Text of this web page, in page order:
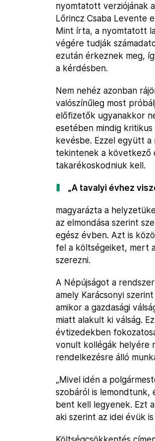
nyomtatott verziójának
Lőrincz Csaba Levente
Mint írta, a nyomtatott
végére tudják
ezután érkeznek meg,
a kérdésben.
Nem nehéz azonban
valószínűleg most
előfizetők ugyanakkor
esetében mindig
kevésbe. Ezzel együtt
tekintenek a következő
takarékoskodniuk kell.
„A tavalyi évhez
magyarázta a
az elmondása szerint
egész évben. Azt is
fel a költségeiket, mert
szerezni.
A Népújságot a
amely Karácsonyi
amikor a gazdasági
miatt alakult ki válság.
évtizedekben
vonult kollégák helyére
rendelkezésre álló
„Mivel idén a
szobáról is lemondtunk,
bent kell legyenek. Ezt
aki szerint az idei évük